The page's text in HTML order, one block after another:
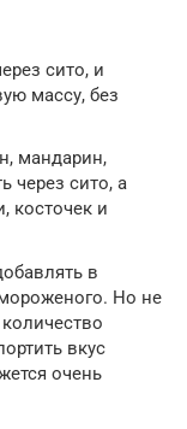
сито, и
массу, без
мандарин,
через сито, а
косточек и
в
Но не
вкус
очень